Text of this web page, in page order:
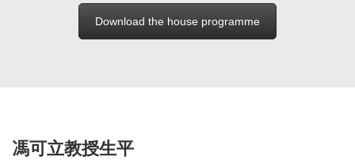
Download the house programme
馮可立教授生平